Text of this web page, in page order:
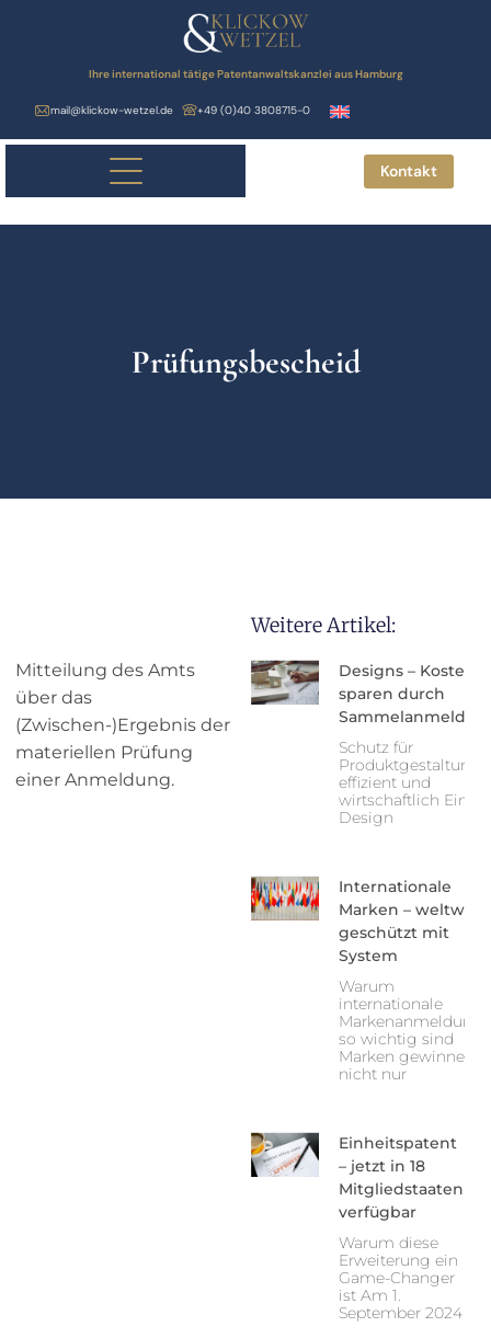
Ihre international tätige Patentanwaltskanzlei aus Hamburg
mail@klickow-wetzel.de +49 (0)40 3808715-0
Kontakt
Prüfungsbescheid
Mitteilung des Amts
über das
(Zwischen-)Ergebnis der
materiellen Prüfung
einer Anmeldung.
Weitere Artikel:
Designs – Kosten
sparen durch
Schutz für
Produktgestaltung
effizient und
wirtschaftlich Ein
Design
Internationale
Marken – weltweit
geschützt mit
System
Warum
internationale
so wichtig sind
Marken gewinnen
nicht nur
Einheitspatent
– jetzt in 18
Mitgliedstaaten
verfügbar
Warum diese
Erweiterung ein
Game-Changer
ist Am 1.
September 2024